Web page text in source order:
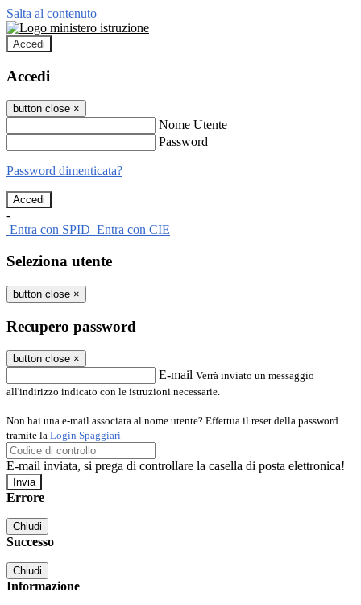
Salta al contenuto
Accedi
Accedi
button close ×
Nome Utente
Password
Password dimenticata?
-
Entra con SPID Entra con CIE
Seleziona utente
button close ×
Recupero password
button close ×
E-mail Verrà inviato un messaggio
all'indirizzo indicato con le istruzioni necessarie.
Non hai una e-mail associata al nome utente? Effettua il reset della password
tramite la Login Spaggiari
E-mail inviata, si prega di controllare la casella di posta elettronica!
Errore
Chiudi
Successo
Chiudi
Informazione